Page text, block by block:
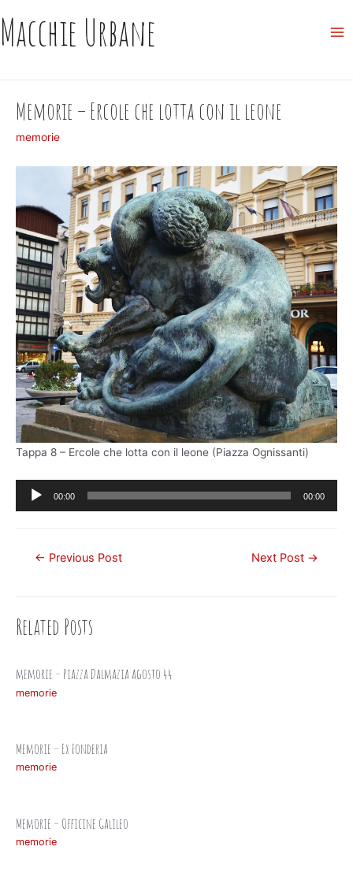
to
content
Macchie Urbane
Memorie – Ercole che lotta con il leone
memorie
Tappa 8 – Ercole che lotta con il leone (Piazza Ognissanti)
Audio
Player
00:00 00:00
Post← Previous Post Next Post →
Related Posts
memorie – Piazza Dalmazia agosto 44
memorie
Memorie – Ex Fonderia
memorie
Memorie – Officine Galileo
memorie